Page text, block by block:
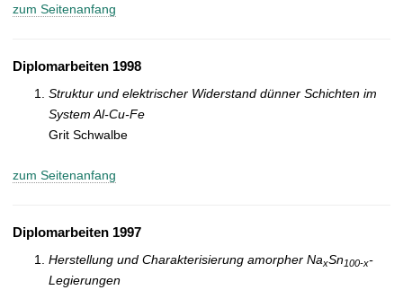
zum Seitenanfang
Diplomarbeiten 1998
Struktur und elektrischer Widerstand dünner Schichten im
System Al-Cu-Fe
Grit Schwalbe
zum Seitenanfang
Diplomarbeiten 1997
Herstellung und Charakterisierung amorpher NaxSn100-x-
Legierungen